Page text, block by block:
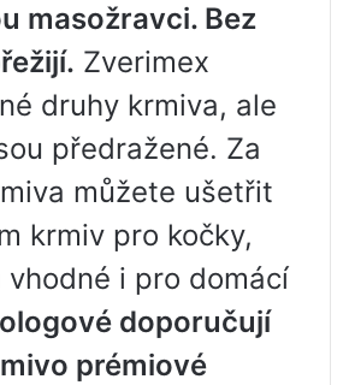
masožravci. Bez
Zverimex
druhy krmiva, ale
předražené. Za
můžete ušetřit
krmiv pro kočky,
vhodné i pro domácí
doporučují
prémiové